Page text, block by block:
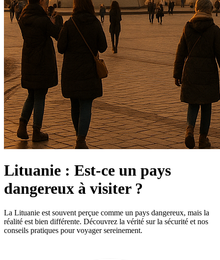
Lituanie : Est-ce un pays
dangereux à visiter ?
La Lituanie est souvent perçue comme un pays dangereux, mais la
réalité est bien différente. Découvrez la vérité sur la sécurité et nos
conseils pratiques pour voyager sereinement.